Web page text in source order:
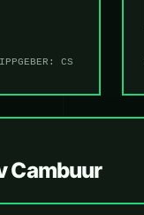
CS
Cambuur